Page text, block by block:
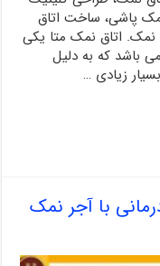
پاشی، ساخت اتاق
نمک. اتاق نمک متا یکی
باشد که به دلیل
زیادی …
با آجر نمک